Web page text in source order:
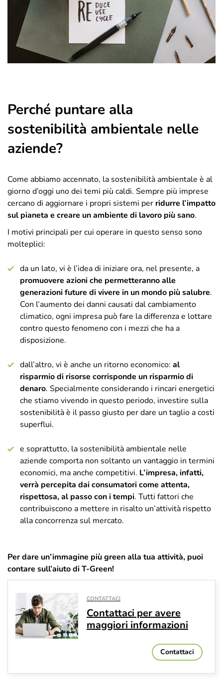
Perché puntare alla
sostenibilità ambientale nelle
aziende?
Come abbiamo accennato, la sostenibilità ambientale è al
giorno d’oggi uno dei temi più caldi. Sempre più imprese
cercano di aggiornare i propri sistemi per ridurre l’impatto
sul pianeta e creare un ambiente di lavoro più sano.
I motivi principali per cui operare in questo senso sono
molteplici:
da un lato, vi è l’idea di iniziare ora, nel presente, a
promuovere azioni che permetteranno alle
generazioni future di vivere in un mondo più salubre.
Con l’aumento dei danni causati dal cambiamento
climatico, ogni impresa può fare la differenza e lottare
contro questo fenomeno con i mezzi che ha a
disposizione.
dall’altro, vi è anche un ritorno economico: al
risparmio di risorse corrisponde un risparmio di
denaro. Specialmente considerando i rincari energetici
che stiamo vivendo in questo periodo, investire sulla
sostenibilità è il passo giusto per dare un taglio a costi
superflui.
e soprattutto, la sostenibilità ambientale nelle
aziende comporta non soltanto un vantaggio in termini
economici, ma anche competitivi. L’impresa, infatti,
verrà percepita dai consumatori come attenta,
rispettosa, al passo con i tempi. Tutti fattori che
contribuiscono a mettere in risalto un’attività rispetto
alla concorrenza sul mercato.
Per dare un’immagine più green alla tua attività, puoi
contare sull’aiuto di T-Green!
CONTATTACI
Contattaci per avere
maggiori informazioni
Contattaci